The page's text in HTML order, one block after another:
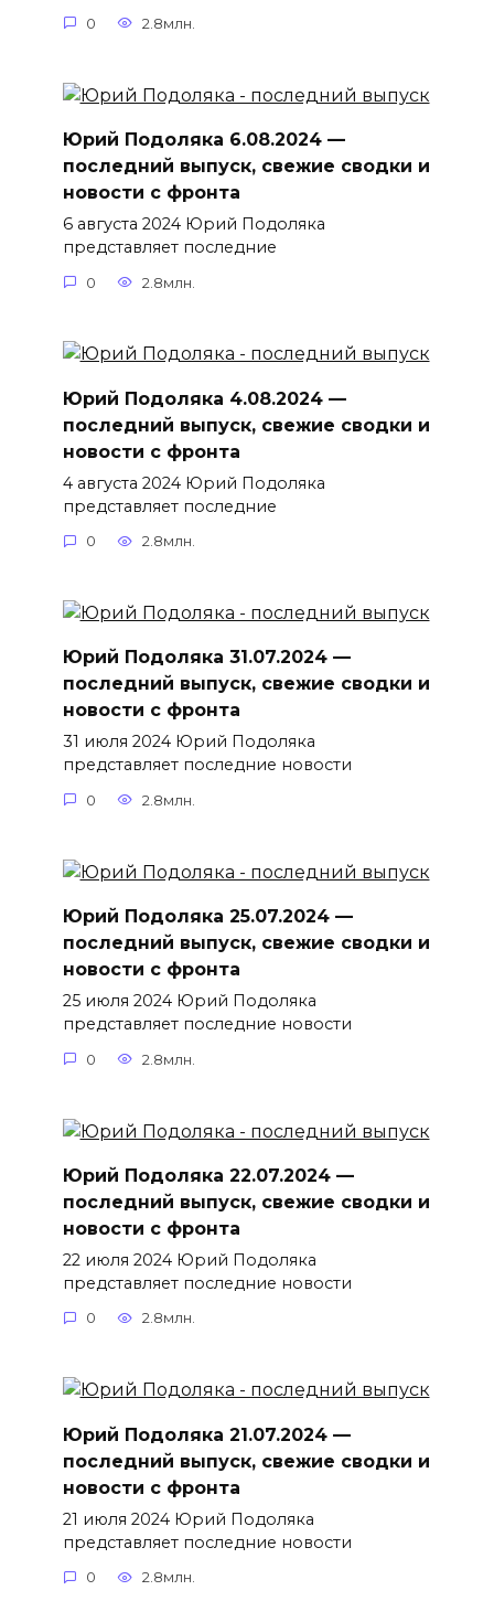
0 2.8млн.
Юрий Подоляка 6.08.2024 —
последний выпуск, свежие сводки и
новости с фронта
6 августа 2024 Юрий Подоляка
представляет последние
0 2.8млн.
Юрий Подоляка 4.08.2024 —
последний выпуск, свежие сводки и
новости с фронта
4 августа 2024 Юрий Подоляка
представляет последние
0 2.8млн.
Юрий Подоляка 31.07.2024 —
последний выпуск, свежие сводки и
новости с фронта
31 июля 2024 Юрий Подоляка
представляет последние новости
0 2.8млн.
Юрий Подоляка 25.07.2024 —
последний выпуск, свежие сводки и
новости с фронта
25 июля 2024 Юрий Подоляка
представляет последние новости
0 2.8млн.
Юрий Подоляка 22.07.2024 —
последний выпуск, свежие сводки и
новости с фронта
22 июля 2024 Юрий Подоляка
представляет последние новости
0 2.8млн.
Юрий Подоляка 21.07.2024 —
последний выпуск, свежие сводки и
новости с фронта
21 июля 2024 Юрий Подоляка
представляет последние новости
0 2.8млн.